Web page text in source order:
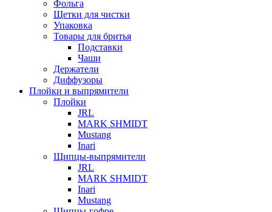
Фольга
Щетки для чистки
Упаковка
Товары для бритья
Подставки
Чаши
Держатели
Диффузоры
Плойки и выпрямители
Плойки
JRL
MARK SHMIDT
Mustang
Inari
Щипцы-выпрямители
JRL
MARK SHMIDT
Inari
Mustang